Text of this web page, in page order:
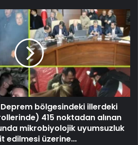
bölgesindeki illerdeki
415 noktadan alınan
mikrobiyolojik uyumsuzluk
edilmesi üzerine...